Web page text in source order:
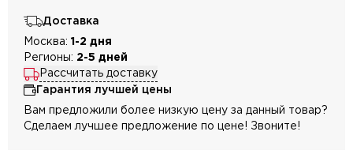
Доставка
Москва: 1-2 дня
Регионы: 2-5 дней
Рассчитать доставку
Гарантия лучшей цены
Вам предложили более низкую цену за данный товар?
Сделаем лучшее предложение по цене! Звоните!